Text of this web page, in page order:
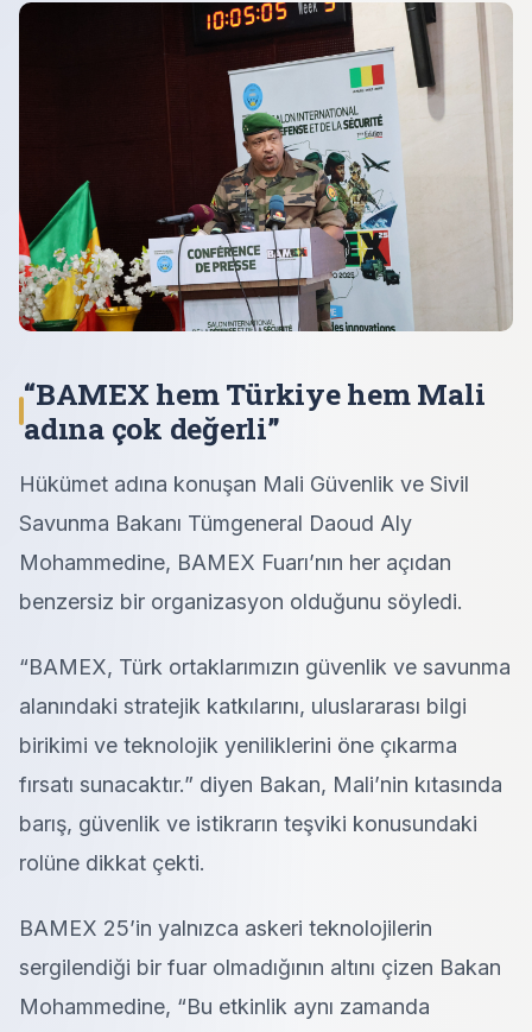
“BAMEX hem Türkiye hem Mali
adına çok değerli”
Hükümet adına konuşan Mali Güvenlik ve Sivil
Savunma Bakanı Tümgeneral Daoud Aly
Mohammedine, BAMEX Fuarı’nın her açıdan
benzersiz bir organizasyon olduğunu söyledi.
“BAMEX, Türk ortaklarımızın güvenlik ve savunma
alanındaki stratejik katkılarını, uluslararası bilgi
birikimi ve teknolojik yeniliklerini öne çıkarma
fırsatı sunacaktır.” diyen Bakan, Mali’nin kıtasında
barış, güvenlik ve istikrarın teşviki konusundaki
rolüne dikkat çekti.
BAMEX 25’in yalnızca askeri teknolojilerin
sergilendiği bir fuar olmadığının altını çizen Bakan
Mohammedine, “Bu etkinlik aynı zamanda